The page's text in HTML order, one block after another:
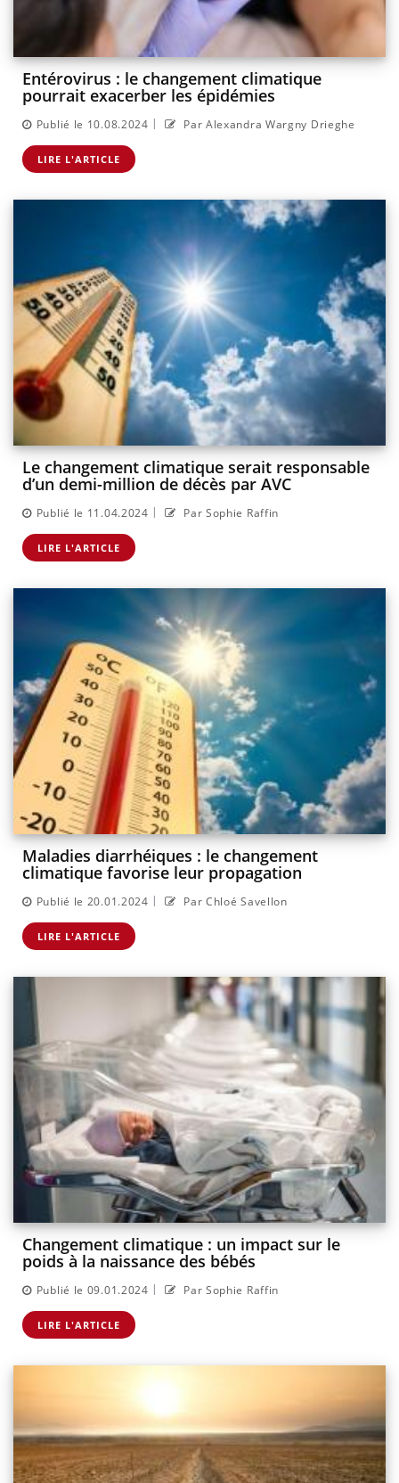
Entérovirus : le changement climatique
pourrait exacerber les épidémies
Publié le 10.08.2024 | Par Alexandra Wargny Drieghe
LIRE L'ARTICLE
Le changement climatique serait responsable
d’un demi-million de décès par AVC
Publié le 11.04.2024 | Par Sophie Raffin
LIRE L'ARTICLE
Maladies diarrhéiques : le changement
climatique favorise leur propagation
Publié le 20.01.2024 | Par Chloé Savellon
LIRE L'ARTICLE
Changement climatique : un impact sur le
poids à la naissance des bébés
Publié le 09.01.2024 | Par Sophie Raffin
LIRE L'ARTICLE